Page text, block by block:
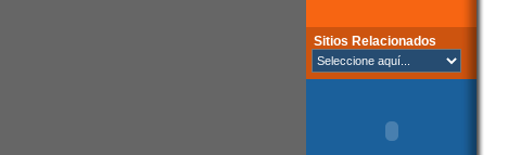
Sitios Relacionados